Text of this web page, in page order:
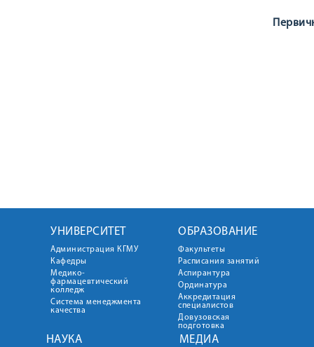
УНИВЕРСИТЕТ
Администрация КГМУ
Кафедры
Медико-
фармацевтический
колледж
Система менеджмента
качества
ОБРАЗОВАНИЕ
Факультеты
Расписания занятий
Аспирантура
Ординатура
Аккредитация
специалистов
Довузовская
подготовка
НАУКА МЕДИА